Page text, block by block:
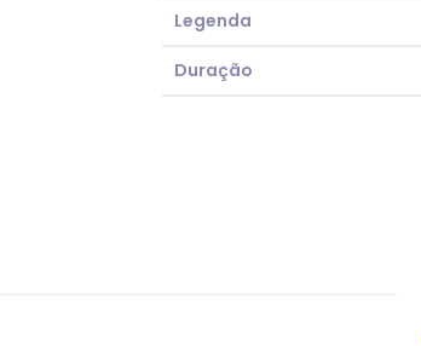
Legenda
Duração